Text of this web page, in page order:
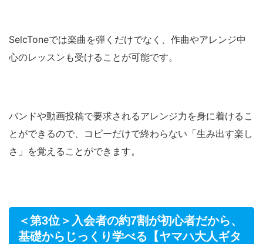
SelcToneでは楽曲を弾くだけでなく、作曲やアレンジ中
心のレッスンも受けることが可能です。
バンドや動画投稿で要求されるアレンジ力を身に着けるこ
とができるので、コピーだけで終わらない「生み出す楽し
さ」を覚えることができます。
＜第3位＞入会者の約7割が初心者だから、
基礎からじっくり学べる【ヤマハ大人ギタ